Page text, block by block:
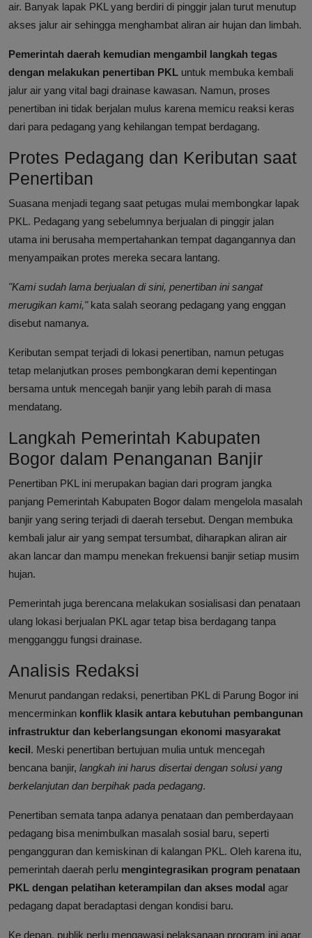
air. Banyak lapak PKL yang berdiri di pinggir jalan turut menutup
akses jalur air sehingga menghambat aliran air hujan dan limbah.
Pemerintah daerah kemudian mengambil langkah tegas
dengan melakukan penertiban PKL untuk membuka kembali
jalur air yang vital bagi drainase kawasan. Namun, proses
penertiban ini tidak berjalan mulus karena memicu reaksi keras
dari para pedagang yang kehilangan tempat berdagang.
Protes Pedagang dan Keributan saat
Penertiban
Suasana menjadi tegang saat petugas mulai membongkar lapak
PKL. Pedagang yang sebelumnya berjualan di pinggir jalan
utama ini berusaha mempertahankan tempat dagangannya dan
menyampaikan protes mereka secara lantang.
"Kami sudah lama berjualan di sini, penertiban ini sangat
merugikan kami,"kata salah seorang pedagang yang enggan
disebut namanya.
Keributan sempat terjadi di lokasi penertiban, namun petugas
tetap melanjutkan proses pembongkaran demi kepentingan
bersama untuk mencegah banjir yang lebih parah di masa
mendatang.
Langkah Pemerintah Kabupaten
Bogor dalam Penanganan Banjir
Penertiban PKL ini merupakan bagian dari program jangka
panjang Pemerintah Kabupaten Bogor dalam mengelola masalah
banjir yang sering terjadi di daerah tersebut. Dengan membuka
kembali jalur air yang sempat tersumbat, diharapkan aliran air
akan lancar dan mampu menekan frekuensi banjir setiap musim
hujan.
Pemerintah juga berencana melakukan sosialisasi dan penataan
ulang lokasi berjualan PKL agar tetap bisa berdagang tanpa
mengganggu fungsi drainase.
Analisis Redaksi
Menurut pandangan redaksi, penertiban PKL di Parung Bogor ini
mencerminkan konflik klasik antara kebutuhan pembangunan
infrastruktur dan keberlangsungan ekonomi masyarakat
kecil. Meski penertiban bertujuan mulia untuk mencegah
bencana banjir, langkah ini harus disertai dengan solusi yang
berkelanjutan dan berpihak pada pedagang.
Penertiban semata tanpa adanya penataan dan pemberdayaan
pedagang bisa menimbulkan masalah sosial baru, seperti
pengangguran dan kemiskinan di kalangan PKL. Oleh karena itu,
pemerintah daerah perlu mengintegrasikan program penataan
PKL dengan pelatihan keterampilan dan akses modal agar
pedagang dapat beradaptasi dengan kondisi baru.
Ke depan, publik perlu mengawasi pelaksanaan program ini agar